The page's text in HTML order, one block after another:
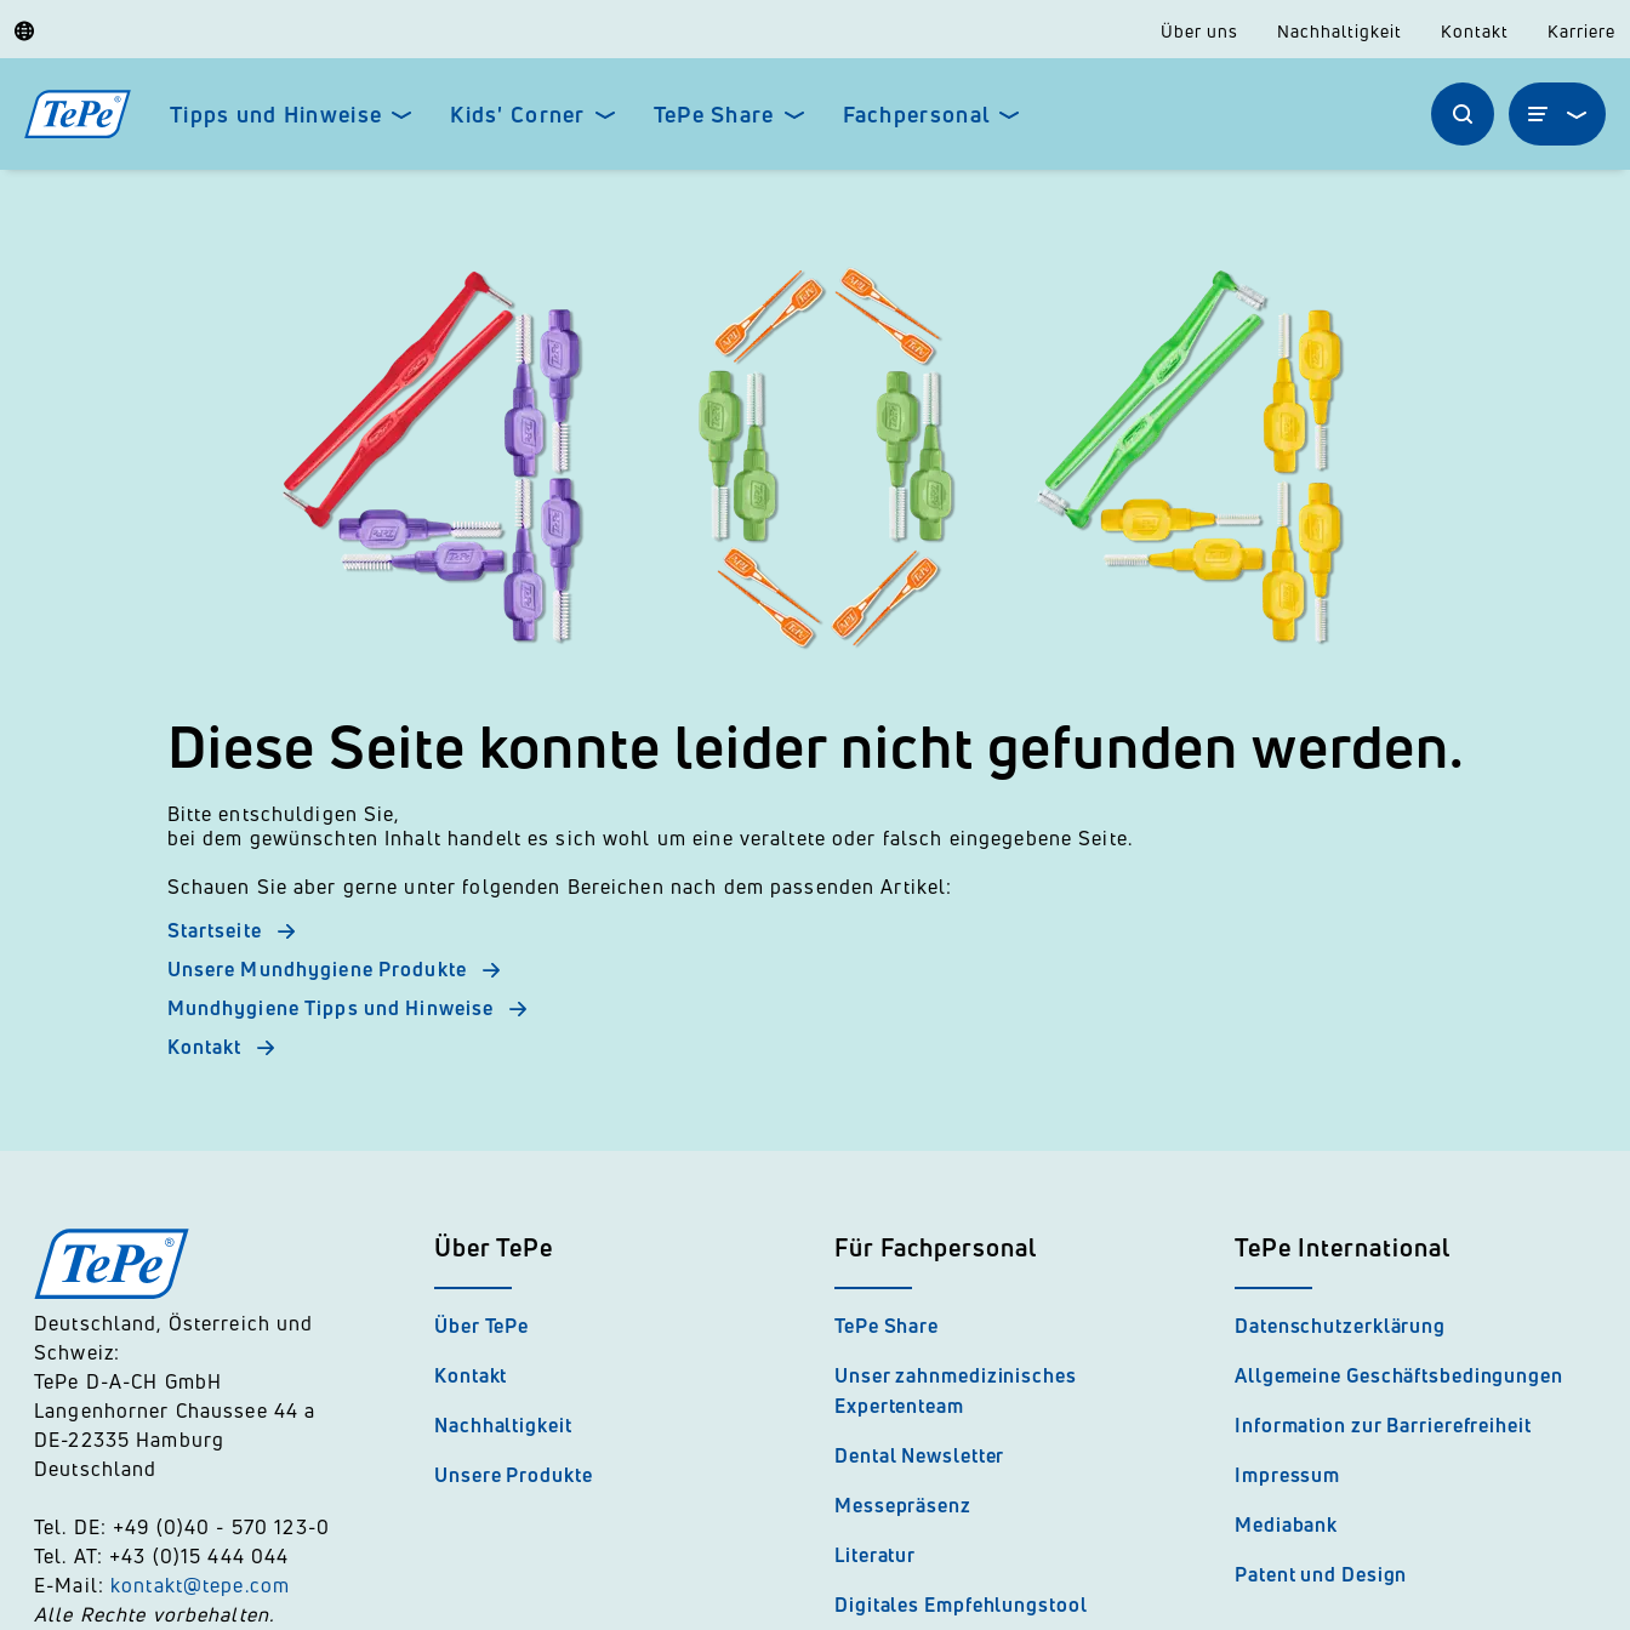
Über uns Nachhaltigkeit Kontakt Karriere
Tipps und Hinweise Kids' Corner TePe Share Fachpersonal
Diese Seite konnte leider nicht gefunden werden.
Bitte entschuldigen Sie,
bei dem gewünschten Inhalt handelt es sich wohl um eine veraltete oder falsch eingegebene Seite.
Schauen Sie aber gerne unter folgenden Bereichen nach dem passenden Artikel:
Startseite
Unsere Mundhygiene Produkte
Mundhygiene Tipps und Hinweise
Kontakt
Deutschland, Österreich und
Schweiz:
TePe D-A-CH GmbH
Langenhorner Chaussee 44 a
DE-22335 Hamburg
Deutschland
Tel. DE: +49 (0)40 - 570 123-0
Tel. AT: +43 (0)15 444 044
E-Mail: kontakt@tepe.com
Alle Rechte vorbehalten.
Über TePe
Über TePe
Kontakt
Nachhaltigkeit
Unsere Produkte
Für Fachpersonal
TePe Share
Unser zahnmedizinisches
Expertenteam
Dental Newsletter
Messepräsenz
Literatur
Digitales Empfehlungstool
TePe International
Datenschutzerklärung
Allgemeine Geschäftsbedingungen
Information zur Barrierefreiheit
Impressum
Mediabank
Patent und Design